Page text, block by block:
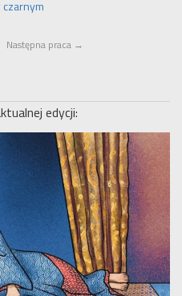
czarnym
Następna praca →
edycji: